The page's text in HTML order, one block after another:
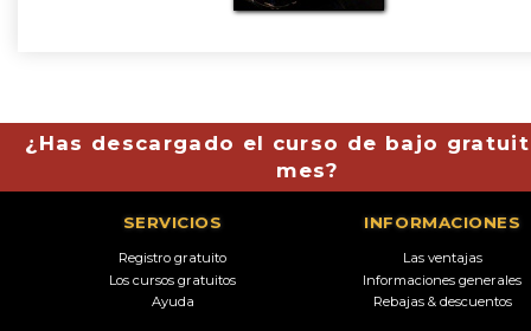
¿Has descargado el curso de bajo
mes?
SERVICIOS
Registro gratuito
Los cursos gratuitos
Ayuda
INFORMACIONES
Las ventajas
Informaciones generales
Rebajas & descuentos